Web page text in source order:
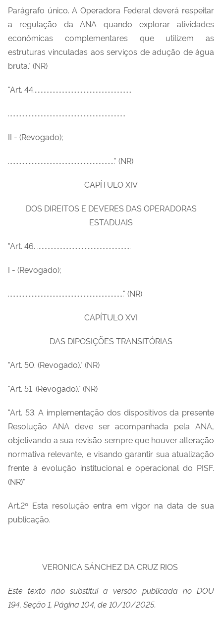
Parágrafo único. A Operadora Federal deverá respeitar
a regulação da ANA quando explorar atividades
econômicas complementares que utilizem as
estruturas vinculadas aos serviços de adução de água
bruta." (NR)
"Art. 44..................................................................
...............................................................................
II - (Revogado);
........................................................................" (NR)
CAPÍTULO XIV
DOS DIREITOS E DEVERES DAS OPERADORAS
ESTADUAIS
"Art. 46. ...............................................................
I - (Revogado);
.............................................................................." (NR)
CAPÍTULO XVI
DAS DIPOSIÇÕES TRANSITÓRIAS
"Art. 50. (Revogado)." (NR)
"Art. 51. (Revogado)." (NR)
"Art. 53. A implementação dos dispositivos da presente
Resolução ANA deve ser acompanhada pela ANA,
objetivando a sua revisão sempre que houver alteração
normativa relevante, e visando garantir sua atualização
frente à evolução institucional e operacional do PISF.
(NR)"
Art.2º Esta resolução entra em vigor na data de sua
publicação.
VERONICA SÁNCHEZ DA CRUZ RIOS
Este texto não substitui a versão publicada no DOU
194, Seção 1, Página 104, de 10/10/2025.